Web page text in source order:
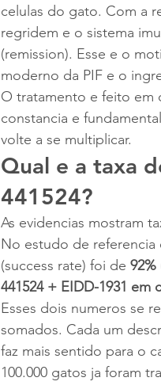
celulas do gato. Com a
regridem e o sistema
(remission). Esse e o
moderno da PIF e o
O tratamento e feito em
constancia e
volte a se multiplicar.
Qual e a taxa
441524?
As evidencias mostram
No estudo de referencia
(success rate) foi de 92%
441524 + EIDD-1931 em
Esses dois numeros se
somados. Cada um
faz mais sentido para o
100.000 gatos ja foram